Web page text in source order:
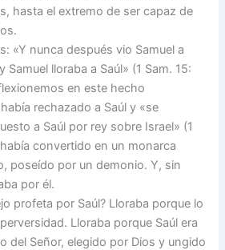
hasta el extremo de ser capaz de
«Y nunca después vio Samuel a
Samuel lloraba a Saúl» (1 Sam. 15:
en este hecho
rechazado a Saúl y «se
a Saúl por rey sobre Israel» (1
convertido en un monarca
poseído por un demonio. Y, sin
por él.
profeta por Saúl? Lloraba porque lo
Lloraba porque Saúl era
del Señor, elegido por Dios y ungido